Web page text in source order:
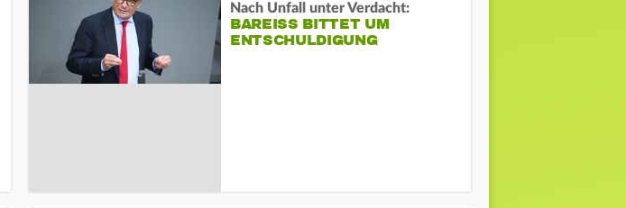
Nach Unfall unter Verdacht:
BAREISS BITTET UM E
NTSCHULDIGUNG